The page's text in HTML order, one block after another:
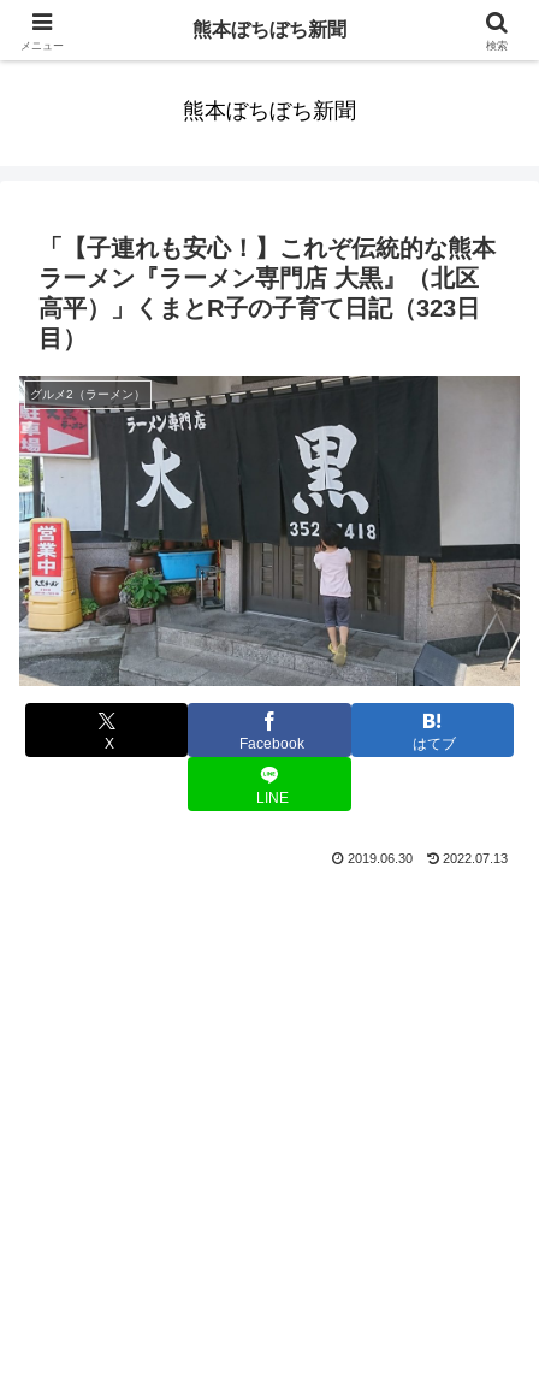
みんなまだ気づかずすごしていたんだわ。ずっといっしょに歩いてゆけるっ
熊本ぼちぼち新聞
「【子連れも安心！】これぞ伝統的な熊本
ラーメン『ラーメン専門店 大黒』（北区
高平）」くまとR子の子育て日記（323日
目）
グルメ2（ラーメン）
X Facebook はてブ
LINE
2019.06.30 2022.07.13
メニュー
熊本ぼちぼち新聞
検索